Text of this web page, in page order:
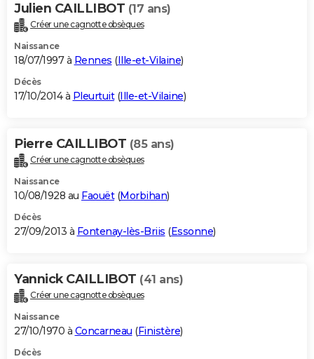
Julien CAILLIBOT (17 ans)
Créer une cagnotte obsèques
Naissance
18/07/1997 à Rennes (Ille-et-Vilaine)
Décès
17/10/2014 à Pleurtuit(Ille-et-Vilaine)
Pierre CAILLIBOT (85 ans)
Créer une cagnotte obsèques
Naissance
10/08/1928 au Faouët(Morbihan)
Décès
27/09/2013 à Fontenay-lès-Briis (Essonne)
Yannick CAILLIBOT (41 ans)
Créer une cagnotte obsèques
Naissance
27/10/1970 à Concarneau (Finistère)
Décès